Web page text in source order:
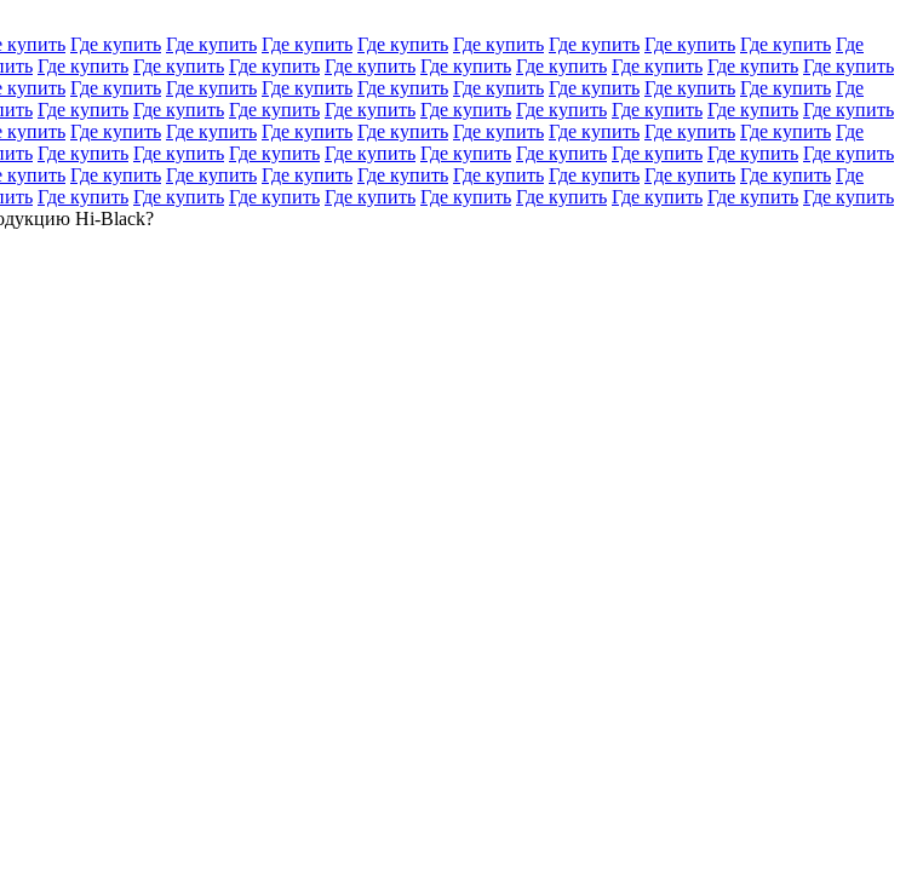
купить Где купить Где купить Где купить Где купить Где купить Где купить Где купить Где купить Где
Где купить Где купить Где купить Где купить Где купить Где купить Где купить Где купить Где купить
купить Где купить Где купить Где купить Где купить Где купить Где купить Где купить Где купить Где
Где купить Где купить Где купить Где купить Где купить Где купить Где купить Где купить Где купить
купить Где купить Где купить Где купить Где купить Где купить Где купить Где купить Где купить Где
Где купить Где купить Где купить Где купить Где купить Где купить Где купить Где купить Где купить
купить Где купить Где купить Где купить Где купить Где купить Где купить Где купить Где купить Где
Где купить Где купить Где купить Где купить Где купить Где купить Где купить Где купить Где купить
Hi-Black?